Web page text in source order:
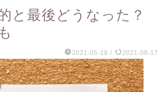
と最後どうなった？
2021-05-19 / 2021-08-17